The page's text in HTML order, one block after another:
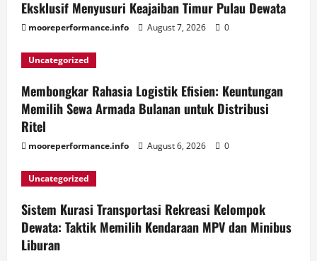
Eksklusif Menyusuri Keajaiban Timur Pulau Dewata
mooreperformance.info August 7, 2026 0
Uncategorized
Membongkar Rahasia Logistik Efisien: Keuntungan
Memilih Sewa Armada Bulanan untuk Distribusi
Ritel
mooreperformance.info August 6, 2026 0
Uncategorized
Sistem Kurasi Transportasi Rekreasi Kelompok
Dewata: Taktik Memilih Kendaraan MPV dan Minibus
Liburan